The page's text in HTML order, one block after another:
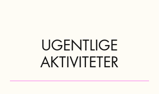
UGENTLIGE
AKTIVITETER